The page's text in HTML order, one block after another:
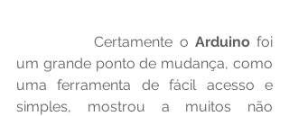
		Certamente o
Arduino foi
um grande ponto de mudança, como
uma ferramenta de fácil acesso e
simples, mostrou a muitos não